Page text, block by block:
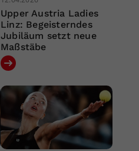
Upper Austria Ladies
Linz: Begeisterndes
Jubiläum setzt neue
Maßstäbe